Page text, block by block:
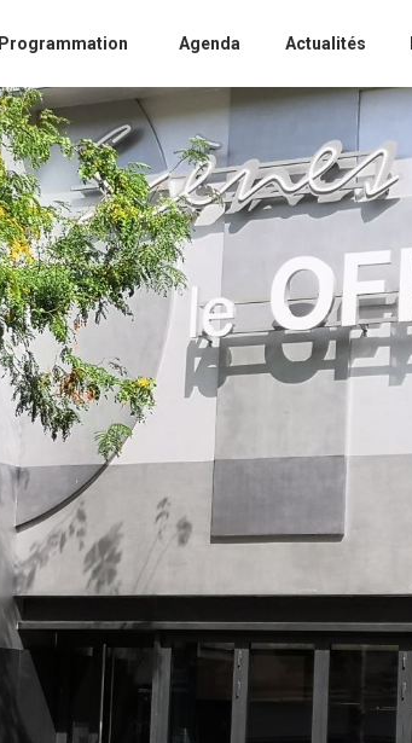
Programmation Agenda Actualités